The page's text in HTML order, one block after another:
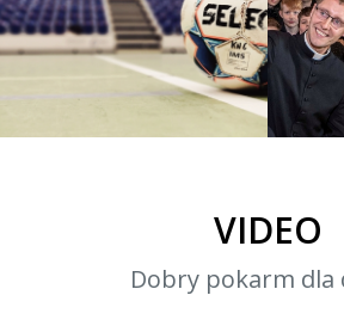
Turniej KNC 2020/2021
Halowy turniej piłki nożnej
VIDEO
Dobry pokarm dla